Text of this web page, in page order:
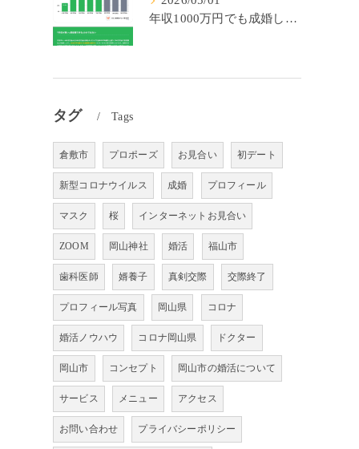
年収1000万円でも成婚しやすいとは限らない? 「年収帯別の成婚率」のリアル
タグ Tags
倉敷市 プロポーズ お見合い 初デート
新型コロナウイルス 成婚 プロフィール
マスク 桜 インターネットお見合い
ZOOM 岡山神社 婚活 福山市
歯科医師 婿養子 真剣交際 交際終了
プロフィール写真 岡山県 コロナ
婚活ノウハウ コロナ岡山県 ドクター
岡山市 コンセプト 岡山市の婚活について
サービス メニュー アクセス
お問い合わせ プライバシーポリシー